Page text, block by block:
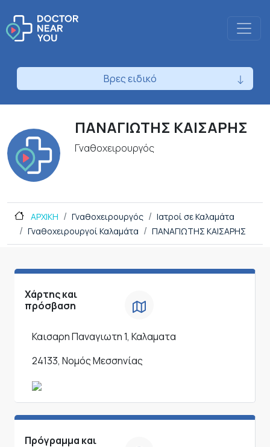
Βρες ειδικό
ΠΑΝΑΓΙΩΤΗΣ ΚΑΙΣΑΡΗΣ
Γναθοχειρουργός
ΑΡΧΙΚΗ Γναθοχειρουργός
Ιατροί σε Καλαμάτα
Γναθοχειρουργοί Καλαμάτα
ΠΑΝΑΓΙΩΤΗΣ ΚΑΙΣΑΡΗΣ
Χάρτης και
πρόσβαση
Καισαρη Παναγιωτη 1, Καλαματα
24133, Νομός Μεσσηνίας
Πρόγραμμα και